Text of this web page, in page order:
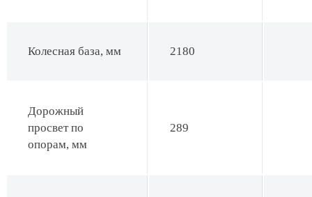
Колесная база, мм 2180
Дорожный
просвет по
опорам, мм
289